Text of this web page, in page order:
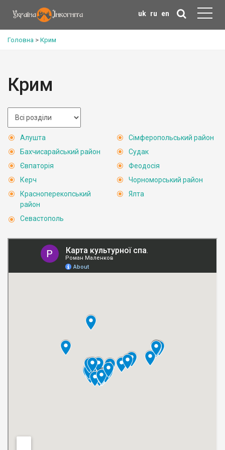
uk ru en
Головна > Крим
Крим
Алушта
Бахчисарайський район
Євпаторія
Керч
Красноперекопський
район
Севастополь
Сімферопольський район
Судак
Феодосія
Чорноморський район
Ялта